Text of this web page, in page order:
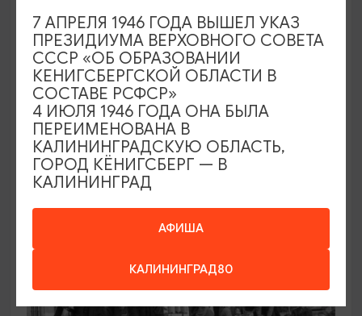
Выставка к 100-летию Янтарной
мануфактуры
26.06.2026 - 16.08.2026
Калининград, Музей янтаря
АФИША
КАЛИНИНГРАД80
7 АПРЕЛЯ 1946 ГОДА ВЫШЕЛ УКАЗ
ПРЕЗИДИУМА ВЕРХОВНОГО СОВЕТА
СССР «ОБ ОБРАЗОВАНИИ
КЕНИГСБЕРГСКОЙ ОБЛАСТИ В
СОСТАВЕ РСФСР»
4 ИЮЛЯ 1946 ГОДА ОНА БЫЛА
ПЕРЕИМЕНОВАНА В
КАЛИНИНГРАДСКУЮ ОБЛАСТЬ,
ГОРОД КЁНИГСБЕРГ — В
КАЛИНИНГРАД